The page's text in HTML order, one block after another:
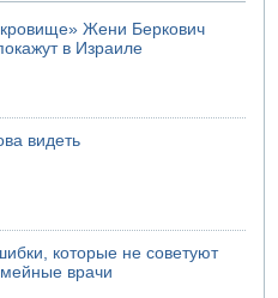
Жени Беркович
в Израиле
видеть
которые не советуют
врачи